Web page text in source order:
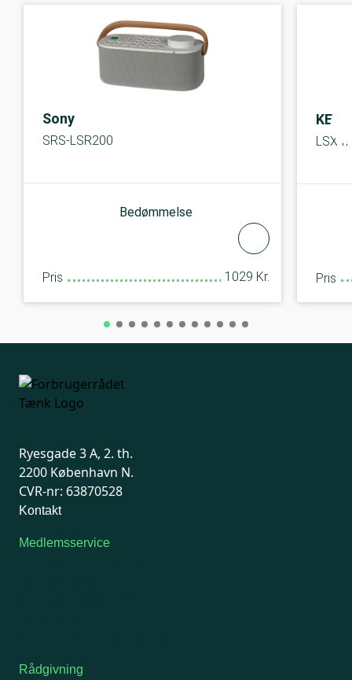
Sony
SRS-LSR200
Bedømmelse
Pris 1029 Kr.
KEF
LSX
Pris
Ryesgade 3 A, 2. th.
2200 København N.
CVR-nr: 63870528
Kontakt
Medlemsservice
Rådgivning